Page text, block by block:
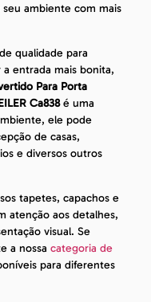
ambiente com mais
qualidade para
entrada mais bonita,
Para Porta
Ca838é uma
ele pode
de casas,
e diversos outros
tapetes, capachos e
atenção aos detalhes,
visual. Se
a nossa categoria de
para diferentes